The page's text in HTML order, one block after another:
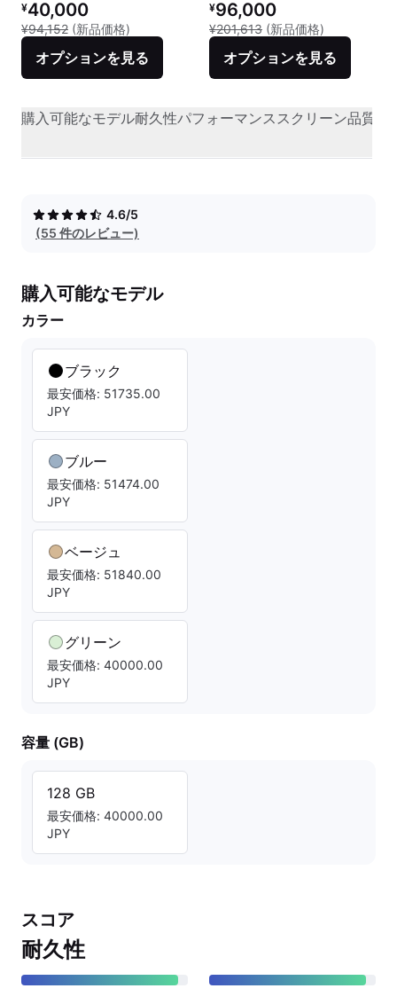
リファービッシュ品の価格：
¥40,000
¥94,152 (新品価格) 新品との比較：¥94,152
オプションを見る
リファービッシュ品の価格：
¥96,000
¥201,613 (新品価格)
オプションを見る
購入可能なモデル耐久性パフォーマンススクリーン品質
4.6/5
(55 件のレビュー)
購入可能なモデル
カラー
ブラック
最安価格: 51735.00
JPY
ブルー
最安価格: 51474.00
JPY
ベージュ
最安価格: 51840.00
JPY
グリーン
最安価格: 40000.00
JPY
容量 (GB)
128 GB
最安価格: 40000.00
JPY
スコア
耐久性